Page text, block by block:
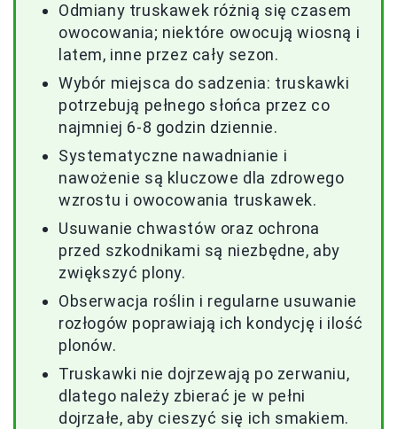
Odmiany truskawek różnią się czasem
owocowania; niektóre owocują wiosną i
latem, inne przez cały sezon.
Wybór miejsca do sadzenia: truskawki
potrzebują pełnego słońca przez co
najmniej 6-8 godzin dziennie.
Systematyczne nawadnianie i
nawożenie są kluczowe dla zdrowego
wzrostu i owocowania truskawek.
Usuwanie chwastów oraz ochrona
przed szkodnikami są niezbędne, aby
zwiększyć plony.
Obserwacja roślin i regularne usuwanie
rozłogów poprawiają ich kondycję i ilość
plonów.
Truskawki nie dojrzewają po zerwaniu,
dlatego należy zbierać je w pełni
dojrzałe, aby cieszyć się ich smakiem.